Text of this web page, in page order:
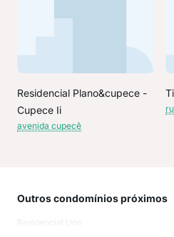
Residencial Plano&cupece -
Cupece Ii
avenida cupecê
Outros condomínios próximos
Residencial Uno